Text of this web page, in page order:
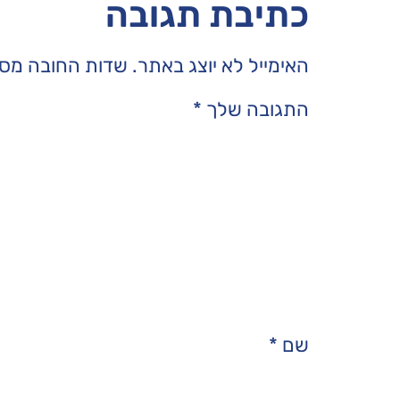
כתיבת תגובה
האימייל לא יוצג באתר. שדות החובה
התגובה שלך *
שם *